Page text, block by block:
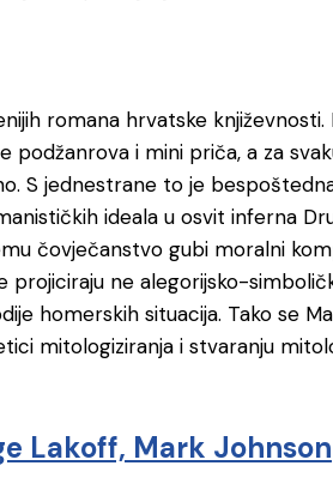
romana hrvatske književnosti.
i mini priča, a za
S jednestrane to je
ideala u osvit inferna
čovječanstvo gubi moralni
ne alegorijsko-
homerskih situacija. Tako se
mitologiziranja i stvaranju
Lakoff, Mark Johnson